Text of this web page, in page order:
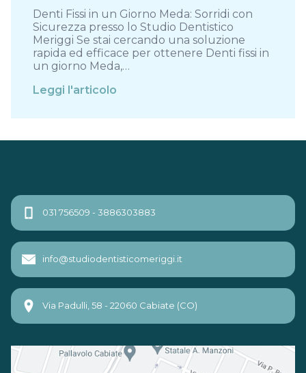
Denti Fissi in un Giorno Meda: Sorridi con
Sicurezza presso lo Studio Dentistico
Meriggi Se stai cercando una soluzione
rapida ed efficace per ottenere Denti fissi in
un giorno Meda,…
Leggi l'articolo
031 756509 - 3886303883
info@studiodentisticomeriggi.it
Via Padulli, 58 - 22060 Cabiate (CO)